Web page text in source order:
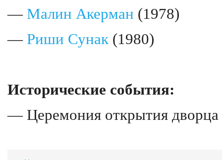
— Малин Акерман (1978)
— Риши Сунак (1980)
Исторические события:
— Церемония открытия дворца